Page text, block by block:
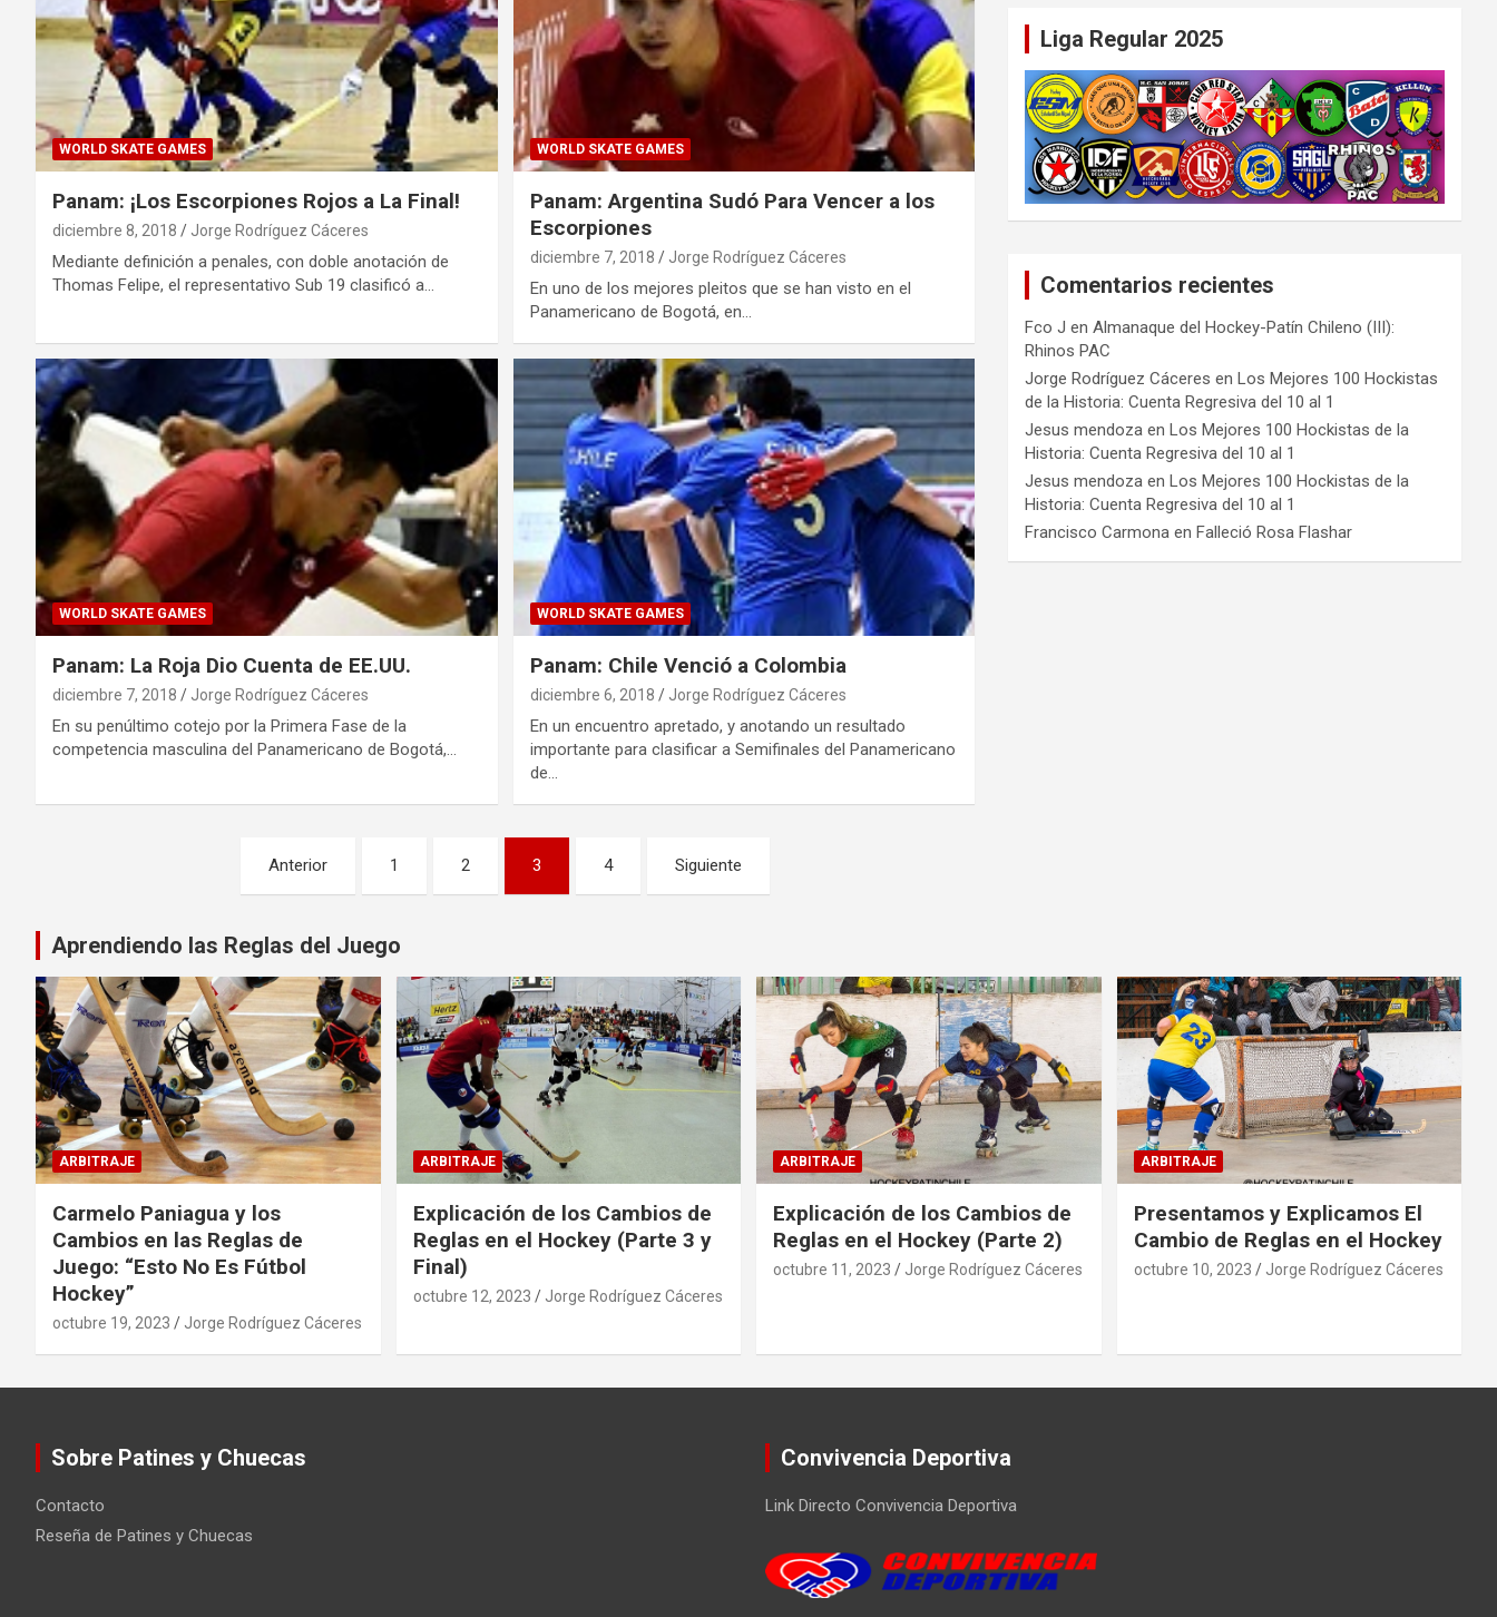
WORLD SKATE GAMES
Panam: ¡Los Escorpiones Rojos a La Final!
diciembre 8, 2018 Jorge Rodríguez Cáceres
Mediante definición a penales, con doble anotación de
Thomas Felipe, el representativo Sub 19 clasificó a…
WORLD SKATE GAMES
Panam: Argentina Sudó Para Vencer a los
Escorpiones
diciembre 7, 2018 Jorge Rodríguez Cáceres
En uno de los mejores pleitos que se han visto en el
Panamericano de Bogotá, en…
WORLD SKATE GAMES
Panam: La Roja Dio Cuenta de EE.UU.
diciembre 7, 2018 Jorge Rodríguez Cáceres
En su penúltimo cotejo por la Primera Fase de la
competencia masculina del Panamericano de Bogotá,…
WORLD SKATE GAMES
Panam: Chile Venció a Colombia
diciembre 6, 2018 Jorge Rodríguez Cáceres
En un encuentro apretado, y anotando un resultado
importante para clasificar a Semifinales del Panamericano
de…
entradas
Anterior 1 2 3 4 Siguiente
Liga Regular 2025
Comentarios recientes
Fco J enAlmanaque del Hockey-Patín Chileno (III):
Rhinos PAC
Jorge Rodríguez Cáceres enLos Mejores 100 Hockistas
de la Historia: Cuenta Regresiva del 10 al 1
Jesus mendoza enLos Mejores 100 Hockistas de la
Historia: Cuenta Regresiva del 10 al 1
Jesus mendoza enLos Mejores 100 Hockistas de la
Historia: Cuenta Regresiva del 10 al 1
Francisco Carmona enFalleció Rosa Flashar
Aprendiendo las Reglas del Juego
ARBITRAJE
Carmelo Paniagua y los
Cambios en las Reglas de
Juego: “Esto No Es Fútbol
Hockey”
octubre 19, 2023 Jorge Rodríguez Cáceres
ARBITRAJE
Explicación de los Cambios de
Reglas en el Hockey (Parte 3 y
Final)
octubre 12, 2023 Jorge Rodríguez Cáceres
ARBITRAJE
Explicación de los Cambios de
Reglas en el Hockey (Parte 2)
octubre 11, 2023 Jorge Rodríguez Cáceres
ARBITRAJE
Presentamos y Explicamos El
Cambio de Reglas en el Hockey
octubre 10, 2023 Jorge Rodríguez Cáceres
Sobre Patines y Chuecas
Contacto
Reseña de Patines y Chuecas
Convivencia Deportiva
Link Directo Convivencia Deportiva